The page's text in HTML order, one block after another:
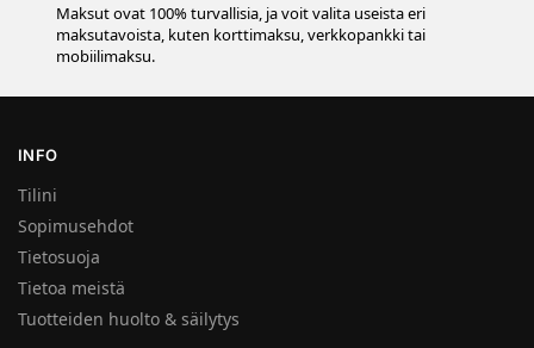
Maksut ovat 100% turvallisia, ja voit valita useista eri
maksutavoista, kuten korttimaksu, verkkopankki tai
mobiilimaksu.
INFO
Tilini
Sopimusehdot
Tietosuoja
Tietoa meistä
Tuotteiden huolto & säilytys